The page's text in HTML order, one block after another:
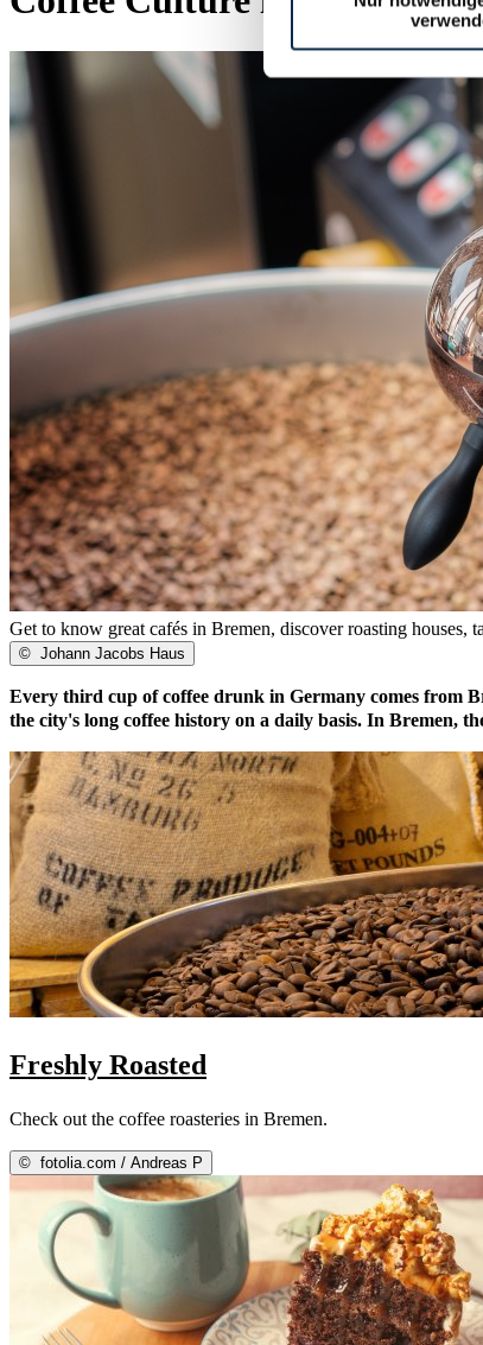
Get to know great cafés in Bremen, discover roasting houses,
© Johann Jacobs Haus
Every third cup of coffee drunk in Germany comes from
the city's long coffee history on a daily basis. In Bremen,
Freshly Roasted
Check out the coffee roasteries in Bremen.
© fotolia.com / Andreas P